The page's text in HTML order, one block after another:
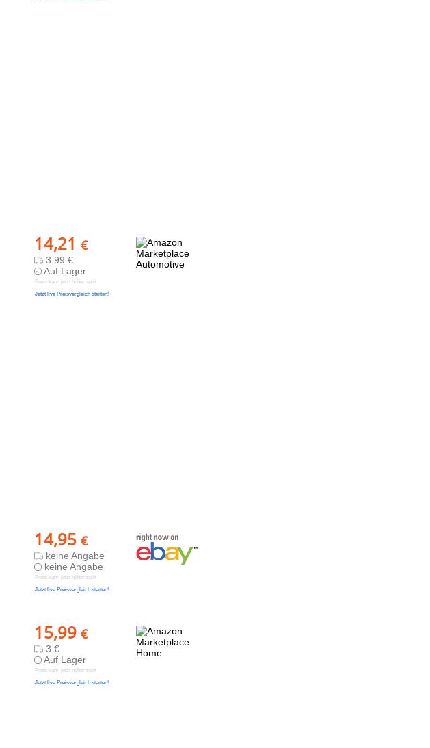
14,21 €
3.99 €
Auf Lager
Preis kann jetzt höher sein
Jetzt live Preisvergleich starten!
14,95 €
keine Angabe
keine Angabe
Preis kann jetzt höher sein
Jetzt live Preisvergleich starten!
15,99 €
3 €
Auf Lager
Preis kann jetzt höher sein
Jetzt live Preisvergleich starten!